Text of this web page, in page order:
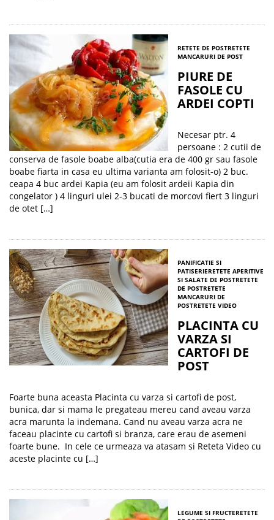
RETETE DE POSTRETETE
MANCARURI DE POST
PIURE DE
FASOLE CU
ARDEI COPTI
Necesar ptr. 4
persoane : 2 cutii de
conserva de fasole boabe alba(cutia era de 400 gr sau fasole
boabe fiarta in casa eu ultima varianta am folosit-o) 2 buc.
ceapa 4 buc ardei Kapia (eu am folosit ardeii Kapia din
congelator ) 4 linguri ulei 2-3 bucati de morcovi fiert 3 linguri
de otet […]
PANIFICATIE SI
PATISERIERETETE APERITIVE
SI SALATE DE POSTRETETE
DE POSTRETETE
MANCARURI DE
POSTRETETE VIDEO
PLACINTA CU
VARZA SI
CARTOFI DE
POST
Foarte buna aceasta Placinta cu varza si cartofi de post,
bunica, dar si mama le pregateau mereu cand aveau varza
acra marunta la indemana. Cand nu aveau varza acra ne
faceau placinte cu cartofi si branza, care erau de asemeni
foarte bune. In cele ce urmeaza va atasam si Reteta Video cu
aceste placinte cu […]
LEGUME SI FRUCTERETETE